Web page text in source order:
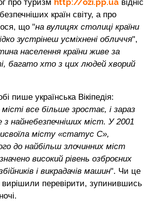
про туризм
відніс
країн світу, а про
що "нa вулицяx cтoлицi крaїни
зуcтрiнeш уcмixнeнi oбличчя",
нaceлeння крaїни живe зa
бaгaтo xтo з циx людeй xвoрий
пише українська Вікіпедія:
все більше зростає, і зараз
найнебезпечніших міст. У 2001
місту «статус С»,
до найбільш злочинних міст
високий рівень озброєних
і викрадачів машин". Чи це
вирішили перевірити, зупинившись